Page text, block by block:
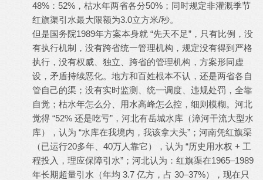
48%：52%，枯水年两省各分50%；同时规定非灌溉季节
红旗渠引水最大限额为3.0立方米/秒。
但是国务院1989年方案本身就 “先天不足”，只有比例，没
有执行机制，没有跨省统一管理机构，规定没有得到严格
执行，没有权威、独立、跨省的管理机构，方案形同虚
设，矛盾持续恶化。地方和百姓根本不认，还是两省各自
管自己的渠；没有实时监测、统一调度、违规处罚，全靠
自觉；枯水年怎么分、用水高峰怎么控，细则模糊。河北
觉得 “52% 还是吃亏”，河北有岳城水库（漳河干流大型水
库），认为 “水库在我境内，我该拿大头”；河南凭红旗渠
（已运行20多年、40万人靠它），认为 “历史用水权 + 工
程投入，理应保障引水”；河北认为：红旗渠在1965–1989
年长期超量引水（年均 3.7 亿方，占 30–37%），现在只